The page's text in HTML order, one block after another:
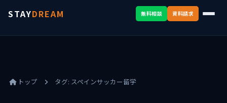
STAYDREAM 無料相談 資料請求
トップ タグ: スペインサッカー留学